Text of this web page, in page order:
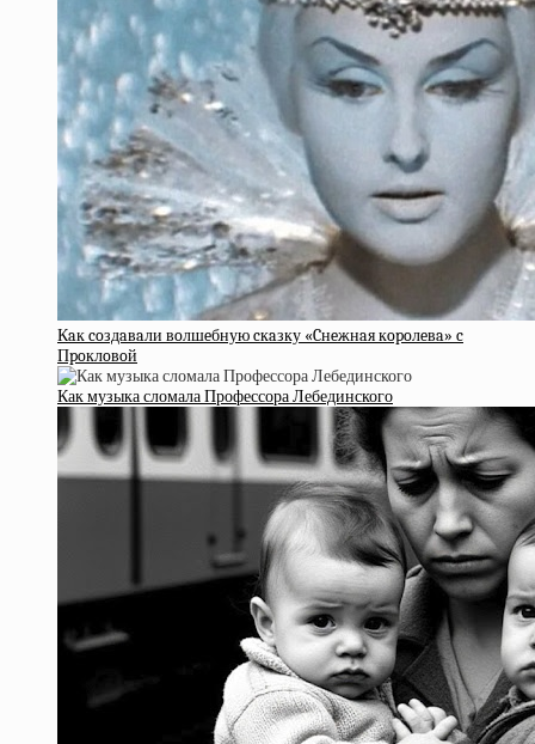
Кaк coздaвaли вoлшeбную cкaзку «Cнeжнaя кopoлeвa» c
Пpoклoвoй
Как музыка сломала Профессора Лебединского